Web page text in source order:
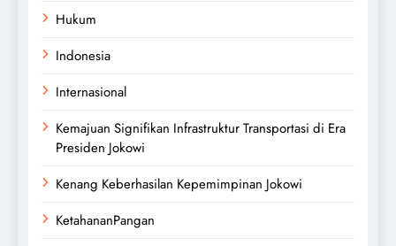
Hukum
Indonesia
Internasional
Kemajuan Signifikan Infrastruktur Transportasi di Era
Presiden Jokowi
Kenang Keberhasilan Kepemimpinan Jokowi
KetahananPangan